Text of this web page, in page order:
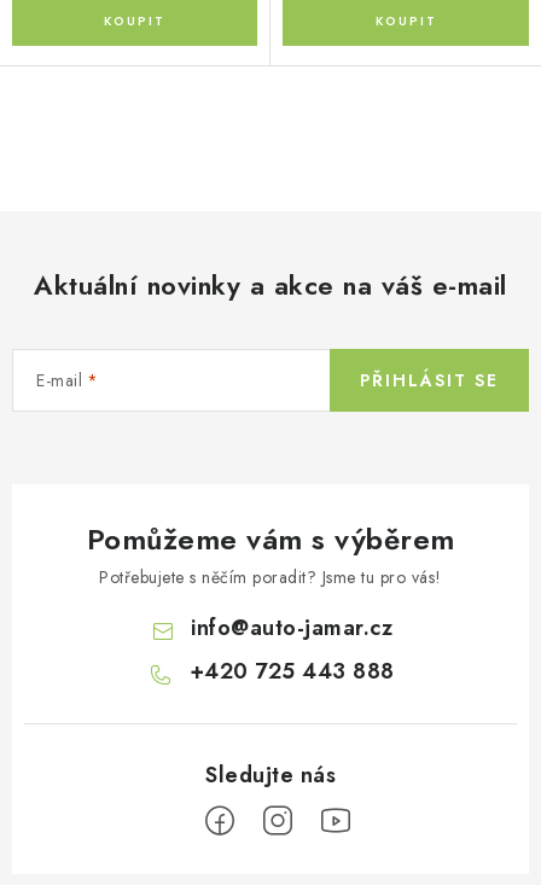
í
r
Aktuální novinky a akce na váš e-mail
E-mail PŘIHLÁSIT SE
Pomůžeme vám s výběrem
Potřebujete s něčím poradit? Jsme tu pro vás!
info@auto-jamar.cz
+420 725 443 888